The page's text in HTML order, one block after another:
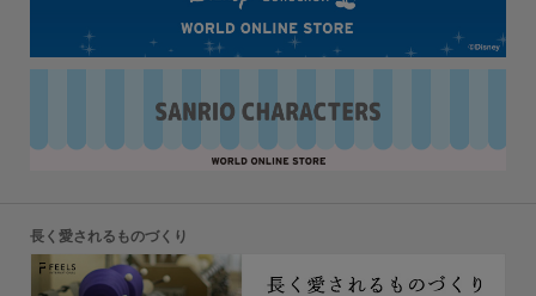
長く愛されるものづくり